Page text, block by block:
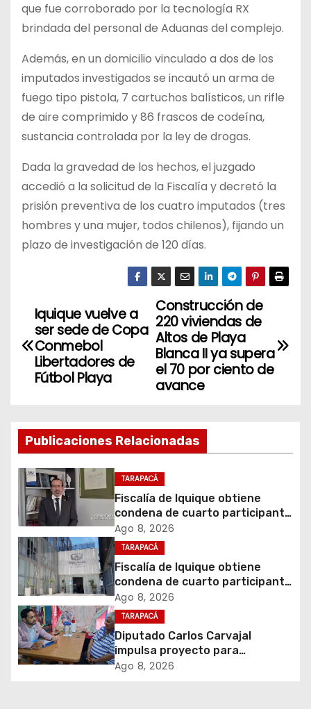
que fue corroborado por la tecnología RX
brindada del personal de Aduanas del complejo.
Además, en un domicilio vinculado a dos de los
imputados investigados se incautó un arma de
fuego tipo pistola, 7 cartuchos balísticos, un rifle
de aire comprimido y 86 frascos de codeína,
sustancia controlada por la ley de drogas.
Dada la gravedad de los hechos, el juzgado
accedió a la solicitud de la Fiscalía y decretó la
prisión preventiva de los cuatro imputados (tres
hombres y una mujer, todos chilenos), fijando un
plazo de investigación de 120 días.
N
a
g
a
c
i
ó
n
d
e
e
Construcción de
220 viviendas de
Altos de Playa
Blanca II ya supera
el 70 por ciento de
avance
Iquique vuelve a
ser sede de Copa
Conmebol
Libertadores de
Fútbol Playa
Publicaciones Relacionadas
TARAPACÁ
Fiscalía de Iquique obtiene
condena de cuarto participante
en violento asalto a
comerciante
Ago 8, 2026
TARAPACÁ
Fiscalía de Iquique obtiene
condena de cuarto participante
en violento asalto a
comerciante
Ago 8, 2026
TARAPACÁ
Diputado Carlos Carvajal
impulsa proyecto para
homenajear en vida al campeón
Ago 8, 2026